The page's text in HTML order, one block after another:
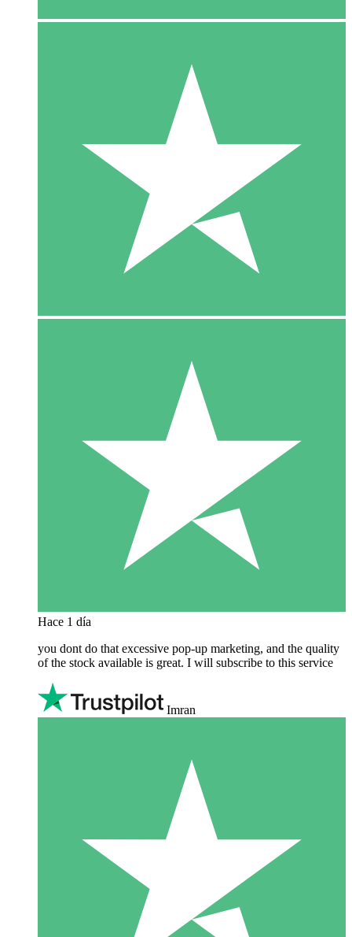
Hace 1 día
you dont do that excessive pop-up marketing, and the quality
of the stock available is great. I will subscribe to this service
Imran